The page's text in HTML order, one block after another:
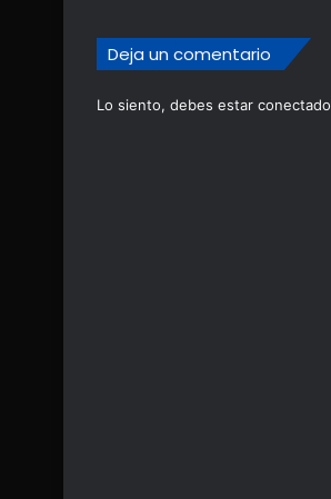
Deja un comentario
Lo siento, debes estar conectado